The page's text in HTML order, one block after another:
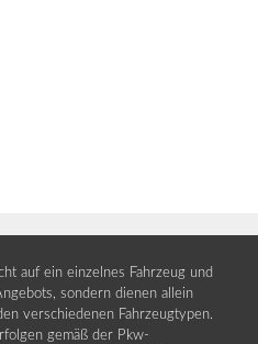
auf ein einzelnes Fahrzeug und
sondern dienen allein
verschiedenen Fahrzeugtypen.
gemäß der Pkw-